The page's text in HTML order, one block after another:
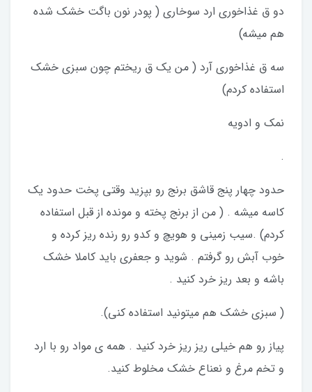
دو ق غذاخوری ارد سوخاری ( پودر نون باگت خشک شده
هم میشه)
سه ق غذاخوری آرد ( من یک ق ریختم چون سبزی خشک
استفاده کردم)
نمک و ادویه
.
حدود چهار پنج قاشق برنج رو بپزید وقتی پخت حدود یک
کاسه میشه . ( من از برنج پخته و مونده از قبل استفاده
کردم) .سیب زمینی و هویچ و کدو رو رنده ریز کرده و
خوب آبش رو گرفتم . شوید و جعفری باید کاملا خشک
باشه و بعد ریز خرد کنید .
( سبزی خشک هم میتونید استفاده کنی).
پیاز رو هم خیلی ریز ریز خرد کنید . همه ی مواد رو با ارد
و تخم مرغ و نعناع خشک مخلوط کنید.